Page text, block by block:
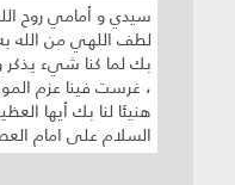
سيدي و أمامي روح
لطف اللهي من الله
بك لما كنا شيء يذكر
، غرست فينا عزم
هنيئا لنا بك أيها
السلام على امام